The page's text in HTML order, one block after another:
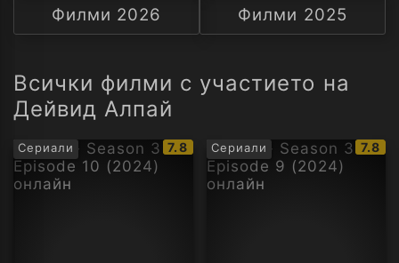
А
Филми 2026
Филми 2025
Всички филми с участието на
Дейвид Алпай
Сериали
IMDb
рейтинг:
7.8 Сериали
IMDb
7.8